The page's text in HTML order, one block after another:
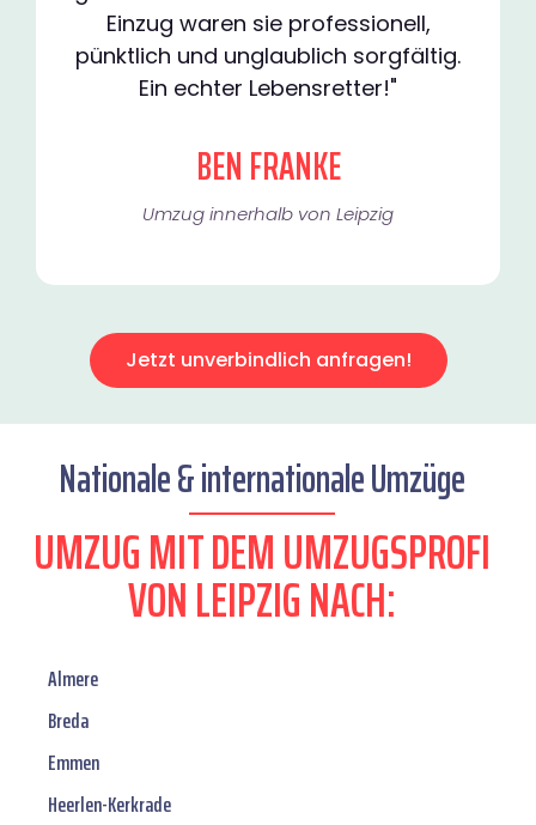
Einzug waren sie professionell,
pünktlich und unglaublich sorgfältig.
Ein echter Lebensretter!"
BEN FRANKE
Umzug innerhalb von Leipzig​
Jetzt unverbindlich anfragen!
Nationale & internationale Umzüge
UMZUG MIT DEM UMZUGSPROFI
VON LEIPZIG NACH:
Almere
Breda
Emmen
Heerlen-Kerkrade